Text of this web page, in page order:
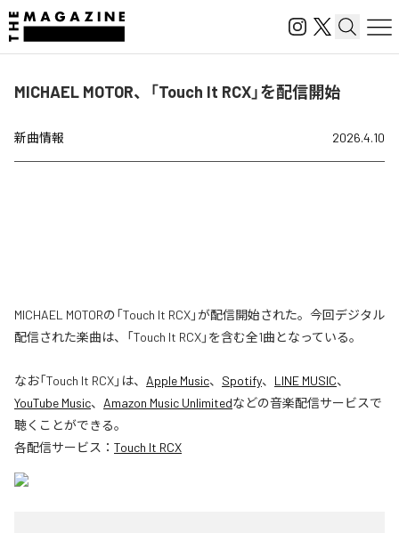
MICHAEL MOTOR、「Touch It RCX」を配信開始
新曲情報 2026.4.10
MICHAEL MOTORの「Touch It RCX」が配信開始された。今回デジタル
配信された楽曲は、「Touch It RCX」を含む全1曲となっている。
なお「Touch It RCX」は、 Apple Music、 Spotify、 LINE MUSIC、
YouTube Music、 Amazon Music Unlimitedなどの音楽配信サービスで
聴くことができる。
各配信サービス： Touch It RCX